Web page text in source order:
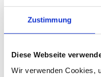
Zustimmung
Diese Webseite
Wir verwenden Cookies,
Petits et grands peuvent